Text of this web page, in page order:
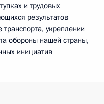
и трудовых
результатов
транспорта, укреплении
обороны нашей страны,
инициатив